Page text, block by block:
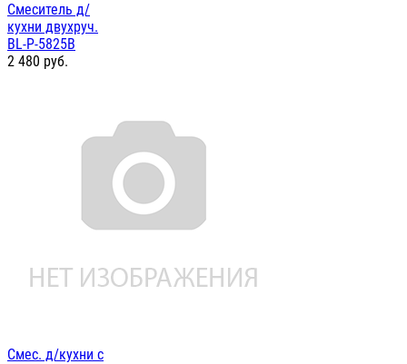
Смеситель д/
кухни двухруч.
BL-P-5825B
2 480 руб.
Смес. д/кухни с